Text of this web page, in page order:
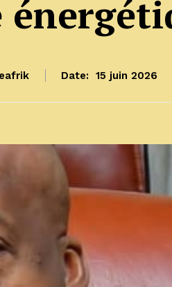
Date: 15 juin 2026